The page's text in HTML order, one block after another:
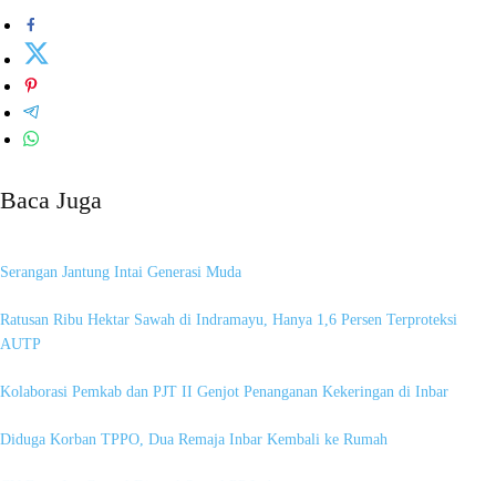
Baca Juga
Serangan Jantung Intai Generasi Muda
Ratusan Ribu Hektar Sawah di Indramayu, Hanya 1,6 Persen Terproteksi
AUTP
Kolaborasi Pemkab dan PJT II Genjot Penanganan Kekeringan di Inbar
Diduga Korban TPPO, Dua Remaja Inbar Kembali ke Rumah